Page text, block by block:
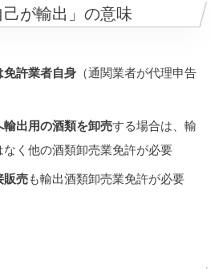
が輸出」の意味
免許業者自身 （通関業者が代理申告
輸出用の酒類を卸売する場合は、輸
く他の酒類卸売業免許が必要
販売も輸出酒類卸売業免許が必要